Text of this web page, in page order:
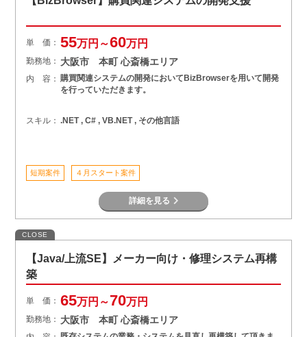
単 価： 55万円～60万円
勤務地： 大阪市 本町 心斎橋エリア
内 容： 購買関連システムの開発においてBizBrowserを用いて開発
を行っていただきます。
スキル： .NET , C# , VB.NET , その他言語
短期案件 ４月スタート案件
詳細を見る
CLOSE
【Java/上流SE】メーカー向け・修理システム再構
築
単 価： 65万円～70万円
勤務地： 大阪市 本町 心斎橋エリア